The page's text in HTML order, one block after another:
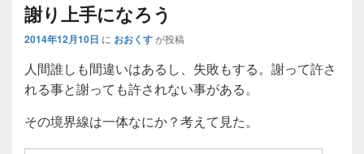
謝り上手になろう
2014年12月10日 に おおくすが投稿
人間誰しも間違いはあるし、失敗もする。謝って許さ
れる事と謝っても許されない事がある。
その境界線は一体なにか？考えて見た。